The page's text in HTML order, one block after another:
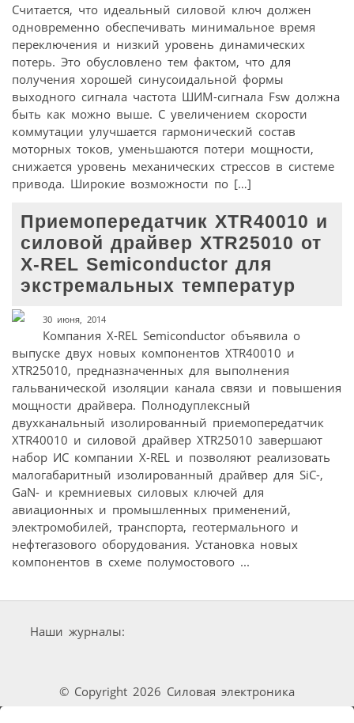
Считается, что идеальный силовой ключ должен
одновременно обеспечивать минимальное время
переключения и низкий уровень динамических
потерь. Это обусловлено тем фактом, что для
получения хорошей синусоидальной формы
выходного сигнала частота ШИМ-сигнала Fsw должна
быть как можно выше. С увеличением скорости
коммутации улучшается гармонический состав
моторных токов, уменьшаются потери мощности,
снижается уровень механических стрессов в системе
привода. Широкие возможности по […]
Приемопередатчик XTR40010 и
силовой драйвер XTR25010 от
X-REL Semiconductor для
экстремальных температур
30 июня, 2014
Компания X-REL Semiconductor объявила о
выпуске двух новых компонентов XTR40010 и
XTR25010, предназначенных для выполнения
гальванической изоляции канала связи и повышения
мощности драйвера. Полнодуплексный
двухканальный изолированный приемопередатчик
XTR40010 и силовой драйвер XTR25010 завершают
набор ИС компании X-REL и позволяют реализовать
малогабаритный изолированный драйвер для SiC-,
GaN- и кремниевых силовых ключей для
авиационных и промышленных применений,
электромобилей, транспорта, геотермального и
нефтегазового оборудования. Установка новых
компонентов в схеме полумостового ...
Наши журналы:
© Copyright 2026 Силовая электроника